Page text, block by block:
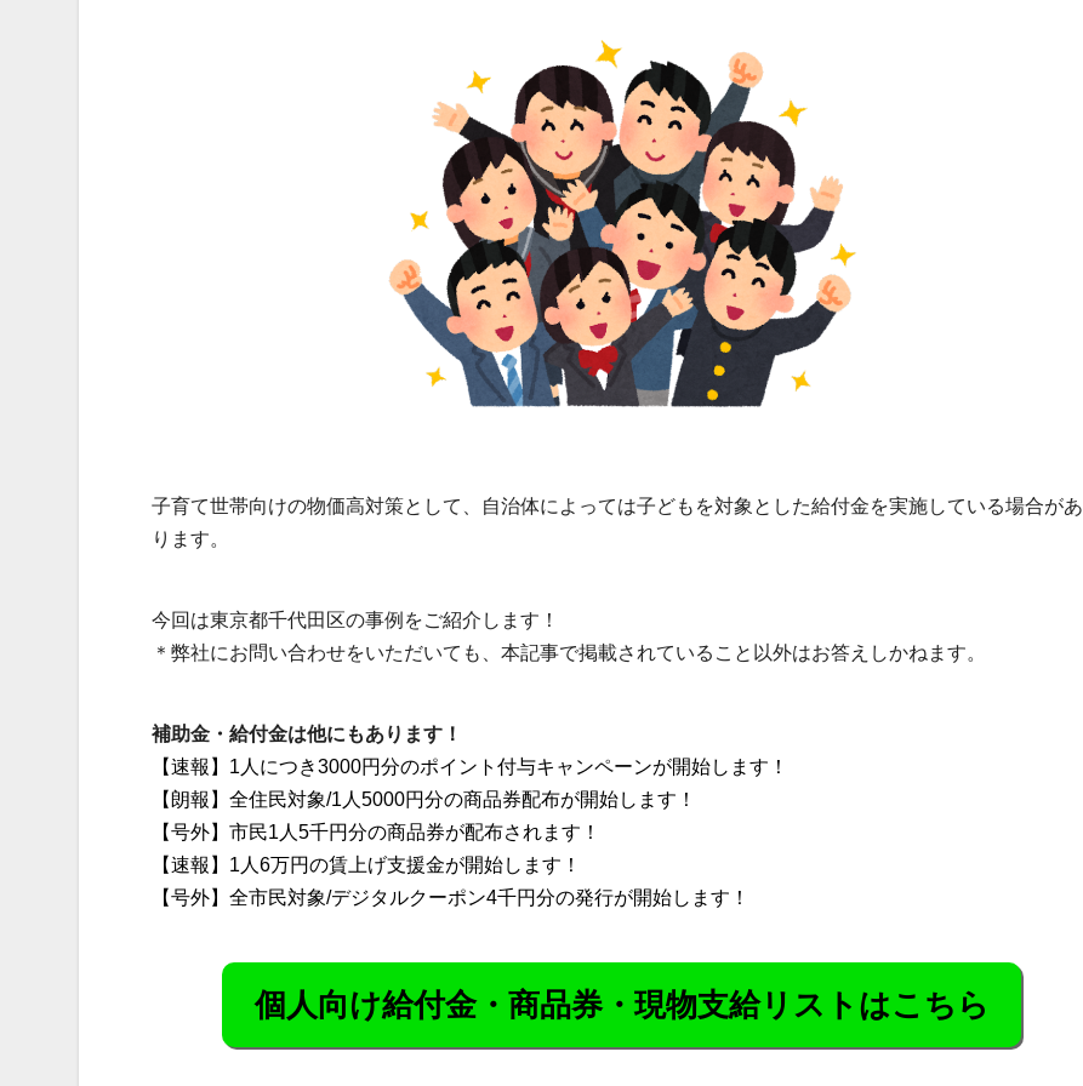
子育て世帯向けの物価高対策として、自治体によっては子どもを対象とした給付金を実施している場合があ
ります。
今回は東京都千代田区の事例をご紹介します！
＊弊社にお問い合わせをいただいても、本記事で掲載されていること以外はお答えしかねます。
補助金・給付金は他にもあります！
【速報】1人につき3000円分のポイント付与キャンペーンが開始します！
【朗報】全住民対象/1人5000円分の商品券配布が開始します！
【号外】市民1人5千円分の商品券が配布されます！
【速報】1人6万円の賃上げ支援金が開始します！
【号外】全市民対象/デジタルクーポン4千円分の発行が開始します！
個人向け給付金・商品券・現物支給リストはこちら